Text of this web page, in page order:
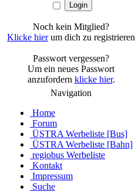
Noch kein Mitglied?
Klicke hierum dich zu registrieren
Passwort vergessen?
Um ein neues Passwort
anzufordern klicke hier.
Navigation
Home
Forum
ÜSTRA Werbeliste [Bus]
ÜSTRA Werbeliste [Bahn]
regiobus Werbeliste
Kontakt
Impressum
Suche